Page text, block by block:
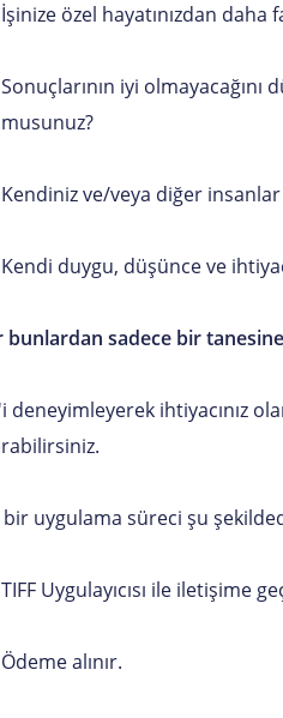
İşinize özel hayatınızdan daha
Sonuçlarının iyi
musunuz?
Kendiniz ve/veya diğer
Kendi duygu, düşünce ve
bunlardan sadece bir
deneyimleyerek ihtiyacınız
bir uygulama süreci şu
TIFF Uygulayıcısı ile iletişime
Ödeme alınır.